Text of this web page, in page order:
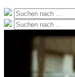
Suche
nach:
Suche
nach: